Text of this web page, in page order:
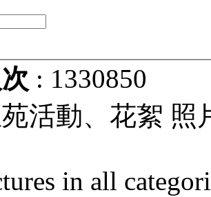
: 1330850
活動、花絮 照
in all